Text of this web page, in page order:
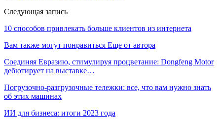
Следующая запись
10 способов привлекать больше клиентов из интернета
Вам также могут понравиться Еще от автора
Соединяя Евразию, стимулируя процветание: Dongfeng Motor
дебютирует на выставке…
Погрузочно-разгрузочные тележки: все, что вам нужно знать
об этих машинах
ИИ для бизнеса: итоги 2023 года